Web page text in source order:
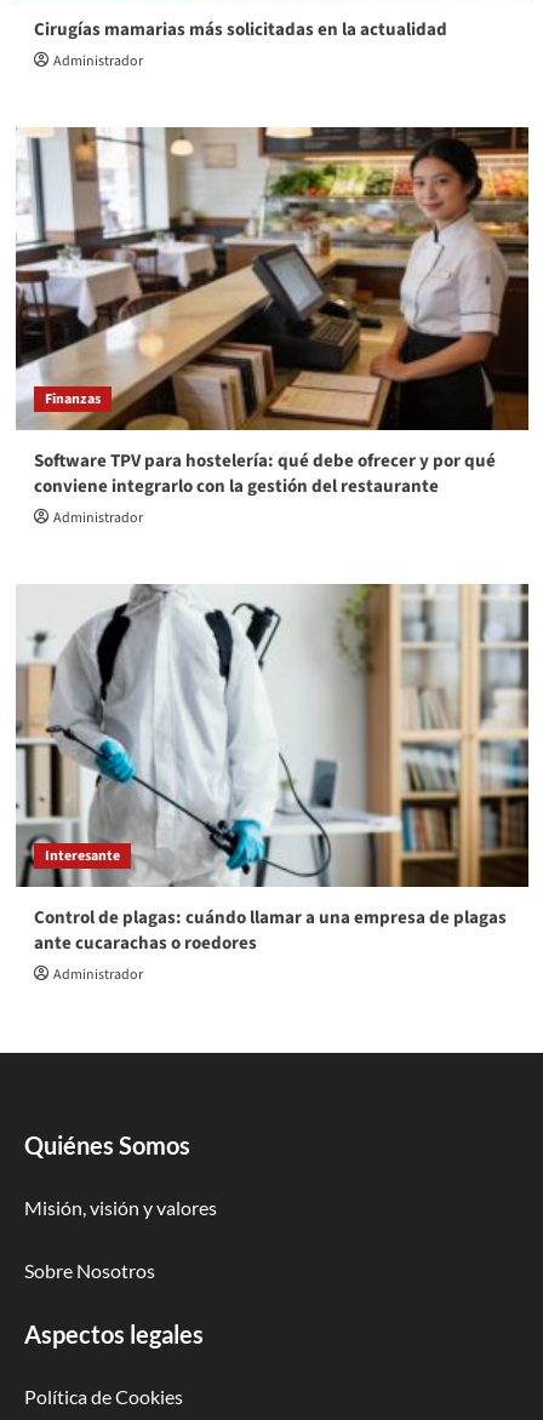
Cirugías mamarias más solicitadas en la actualidad
Administrador
Finanzas
Software TPV para hostelería: qué debe ofrecer y por qué
conviene integrarlo con la gestión del restaurante
Administrador
Interesante
Control de plagas: cuándo llamar a una empresa de plagas
ante cucarachas o roedores
Administrador
Quiénes Somos
Misión, visión y valores
Sobre Nosotros
Aspectos legales
Política de Cookies